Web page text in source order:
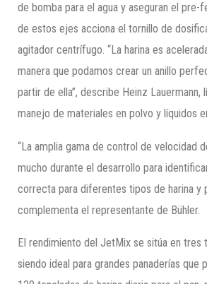
de bomba para el agua y aseguran el pre-
de estos ejes acciona el tornillo de
agitador centrífugo. “La harina es
manera que podamos crear un anillo
partir de ella”, describe Heinz Lauermann,
manejo de materiales en polvo y líquidos
“La amplia gama de control de velocidad
mucho durante el desarrollo para
correcta para diferentes tipos de harina y
complementa el representante de Bühler.
El rendimiento del JetMix se sitúa en tres
siendo ideal para grandes panaderías que